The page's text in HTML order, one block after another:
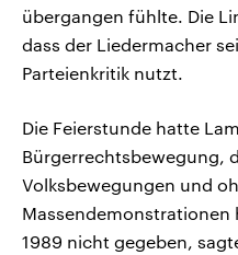
übergangen fühlte. Die
dass der Liedermacher
Parteienkritik nutzt.
Die Feierstunde hatte
Bürgerrechtsbewegung,
Volksbewegungen und
Massendemonstrationen
1989 nicht gegeben,